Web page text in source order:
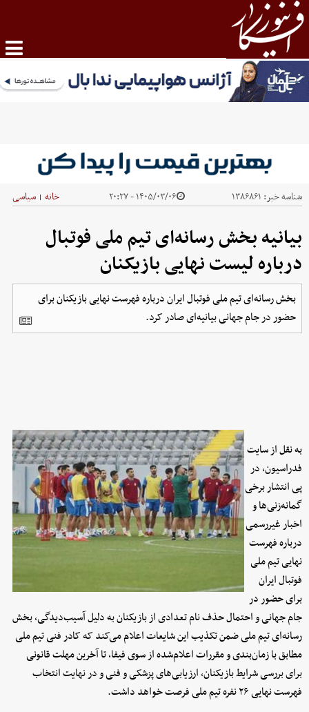
شناسه خبر: ۱۳۸۶۸۶۱ ۱۴۰۵/۰۳/۰۶ - ۲۰:۲۷ خانه | سیاسی
بیانیه بخش رسانه‌ای تیم ملی فوتبال
درباره لیست نهایی بازیکنان
بخش رسانه‌ای تیم ملی فوتبال ایران درباره فهرست نهایی بازیکنان برای
حضور در جام جهانی بیانیه‌ای صادر کرد.
به نقل از سایت
فدراسیون، در
پی انتشار برخی
گمانه‌زنی‌ها و
اخبار غیررسمی
درباره فهرست
نهایی تیم ملی
فوتبال ایران
برای حضور در
جام جهانی و احتمال حذف نام تعدادی از بازیکنان به دلیل آسیب‌دیدگی، بخش
رسانه‌ای تیم ملی ضمن تکذیب این شایعات اعلام می‌کند که کادر فنی تیم ملی
مطابق با زمان‌بندی و مقررات اعلام‌شده از سوی فیفا، تا آخرین مهلت قانونی
برای بررسی شرایط بازیکنان، ارزیابی‌های پزشکی و فنی و در نهایت انتخاب
فهرست نهایی ۲۶ نفره تیم ملی فرصت خواهد داشت.